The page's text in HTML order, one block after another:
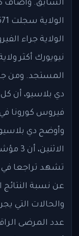
السابق. وأضاف
نيويورك أكثر
المستجد. ومن
دي بلاسيو، أن
فيروس كورونا في
وأوضح دي
تشهد تراجعا في
عن نسبة النتائج
والحالات التي
عدد المرضى